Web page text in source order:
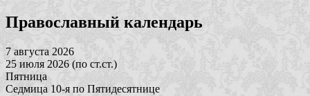
Православный календарь
7 августа 2026
25 июля 2026 (по ст.ст.)
Пятница
Седмица 10-я по Пятидесятнице